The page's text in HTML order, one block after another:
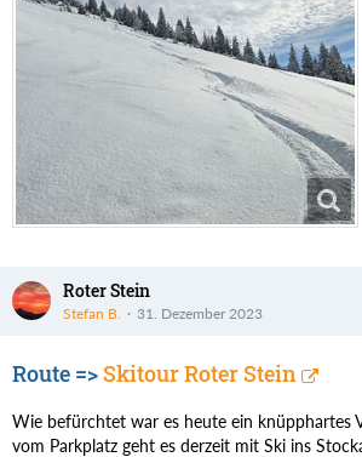
Roter Stein
Stefan B. 31. Dezember 2023
Route => Skitour Roter Stein
Wie befürchtet war es heute ein knüpphartes
vom Parkplatz geht es derzeit mit Ski ins